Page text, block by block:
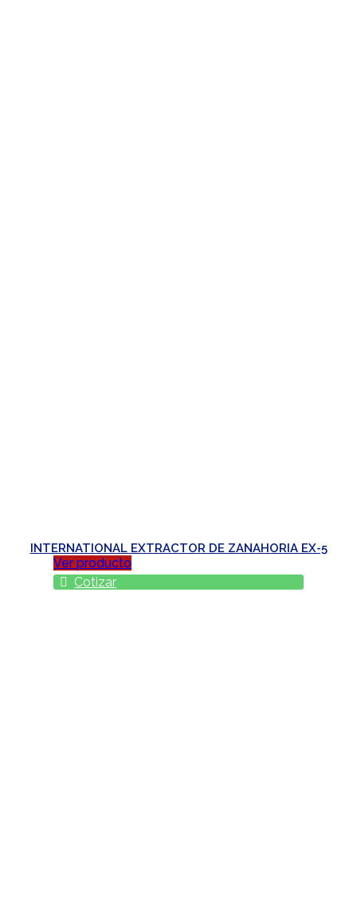
INTERNATIONAL EXTRACTOR DE ZANAHORIA EX-5
Ver producto
Cotizar